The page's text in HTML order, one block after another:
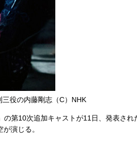
役の内藤剛志（C）NHK
第10次追加キャストが11日、発表さ
演じる。